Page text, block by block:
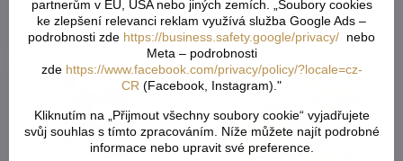
Skladem - externí sklad
158,12 Kč
130,68 Kčbez DPH
Skladem - externí sklad
190,07 Kč
157,08 Kčbez DPH
partnerům v EU, USA nebo jiných zemích. „Soubory cookies
ke zlepšení relevanci reklam využívá služba Google Ads –
podrobnosti zde https://business.safety.google/privacy/ nebo
Meta – podrobnosti
zde https://www.facebook.com/privacy/policy/?locale=cz-
CR (Facebook, Instagram)."
Kliknutím na „Přijmout všechny soubory cookie“ vyjadřujete
svůj souhlas s tímto zpracováním. Níže můžete najít podrobné
informace nebo upravit své preference.